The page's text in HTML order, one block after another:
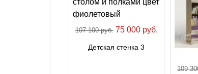
107 100 руб.75 000 руб.
Детская стенка 3
109